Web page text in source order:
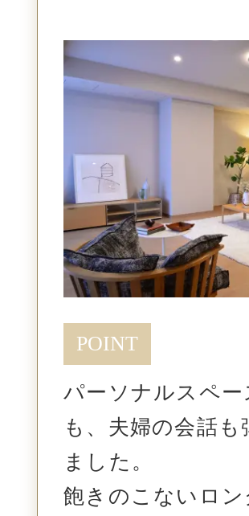
POINT
パーソナルスペ
も、 夫婦の会話
ました。
飽きのこないロ